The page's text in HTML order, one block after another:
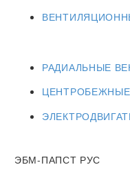
РАДИАЛЬНЫЕ
ЭБМ-ПАПСТ РУС